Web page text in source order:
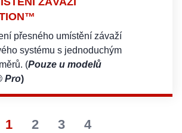
1 2 3 4
přesného umístění závaží
systému s jednoduchým
(Pouze u modelů
Pro)